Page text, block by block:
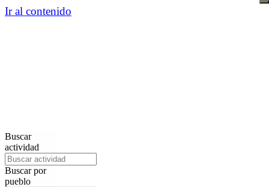
Ir al contenido
Buscar
actividad
Buscar por
pueblo